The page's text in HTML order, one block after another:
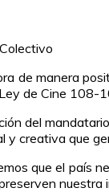
de manera
de Cine 108-
del
creativa que
que el país